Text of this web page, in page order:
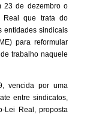
23 de dezembro o
Real que trata do
entidades sindicais
para reformular
trabalho naquele
vencida por uma
entre sindicatos,
Lei Real, proposta